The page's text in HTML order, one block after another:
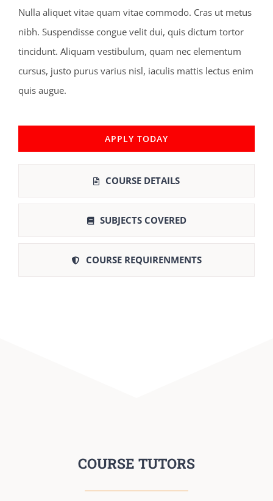
Nulla aliquet vitae quam vitae commodo. Cras ut metus
nibh. Suspendisse congue velit dui, quis dictum tortor
tincidunt. Aliquam vestibulum, quam nec elementum
cursus, justo purus varius nisl, iaculis mattis lectus enim
quis augue.
APPLY TODAY
COURSE DETAILS
SUBJECTS COVERED
COURSE REQUIRENMENTS
COURSE TUTORS